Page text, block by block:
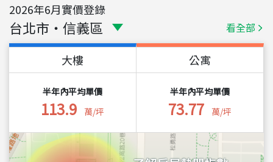
2026年6月實價登錄
台北市 ・ 信義區 看全部
大樓
半年內平均單價
113.9 萬/坪
公寓
半年內平均單價
73.77 萬/坪